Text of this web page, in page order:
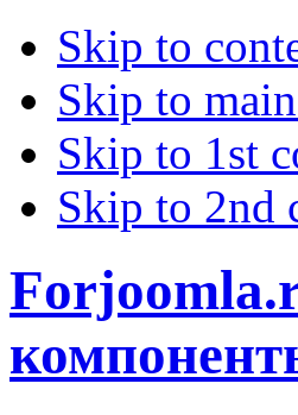
Skip to
Skip to
Skip to 1st
Skip to 2nd